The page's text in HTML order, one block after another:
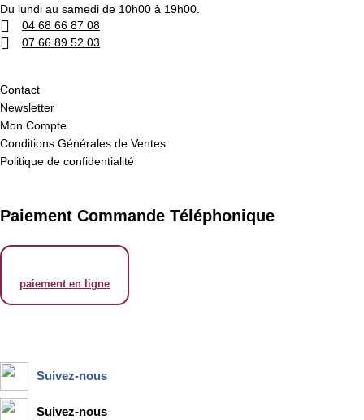
Du lundi au samedi de 10h00 à 19h00.
04 68 66 87 08
07 66 89 52 03
Contact
Newsletter
Mon Compte
Conditions Générales de Ventes
Politique de confidentialité
Paiement Commande Téléphonique
Suivez-nous
Suivez-nous